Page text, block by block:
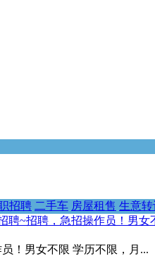
招聘 二手车 房屋租售 生意转
聘~招聘，急招操作员！男女
！男女不限 学历不限，月...